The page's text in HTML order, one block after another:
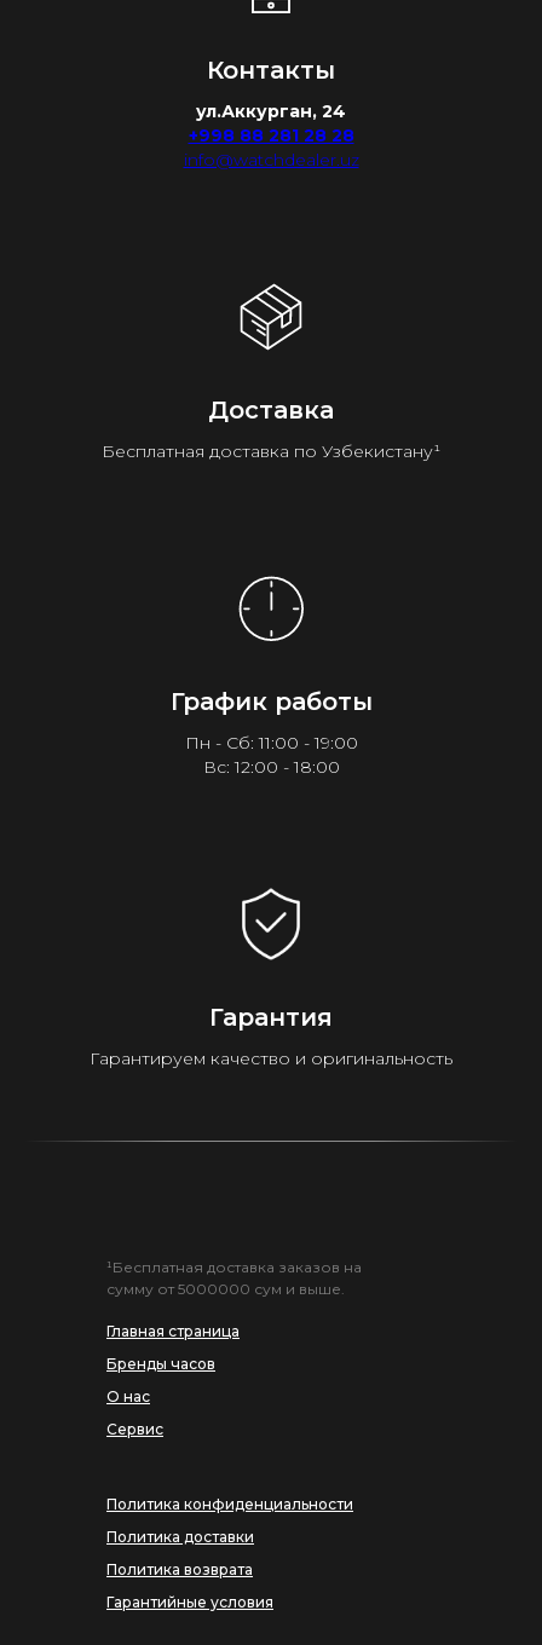
Контакты
ул.Аккурган, 24
+998 88 281 28 28
info@watchdealer.uz
Доставка
Бесплатная доставка по Узбекистану¹
График работы
Пн - Сб: 11:00 - 19:00
Вс: 12:00 - 18:00
Гарантия
Гарантируем качество и оригинальность
Главная страница
Бренды часов
О нас
Сервис
¹Бесплатная доставка заказов на
сумму от 5000000 сум и выше.
Политика конфиденциальности
Политика доставки
Политика возврата
Гарантийные условия